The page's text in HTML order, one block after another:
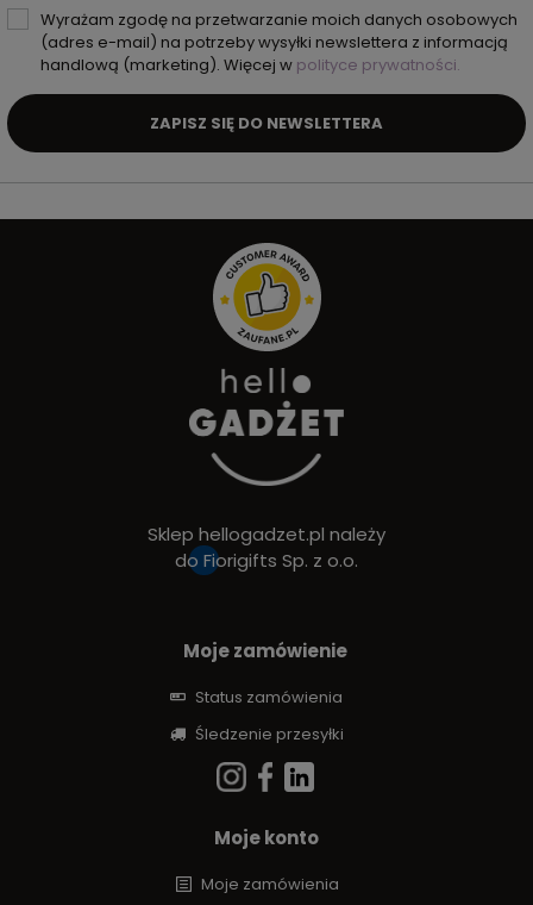
Wyrażam zgodę na przetwarzanie moich danych osobowych
(adres e-mail) na potrzeby wysyłki newslettera z informacją
handlową (marketing). Więcej w polityce prywatności.
ZAPISZ SIĘ DO NEWSLETTERA
Sklep hellogadzet.pl należy
do Fiorigifts Sp. z o.o.
Moje zamówienie
Status zamówienia
Śledzenie przesyłki
Moje konto
Moje zamówienia